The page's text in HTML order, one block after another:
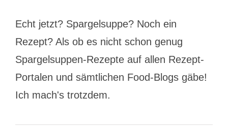
Echt jetzt? Spargelsuppe? Noch ein
Rezept? Als ob es nicht schon genug
Spargelsuppen-Rezepte auf allen Rezept-
Portalen und sämtlichen Food-Blogs gäbe!
Ich mach's trotzdem.